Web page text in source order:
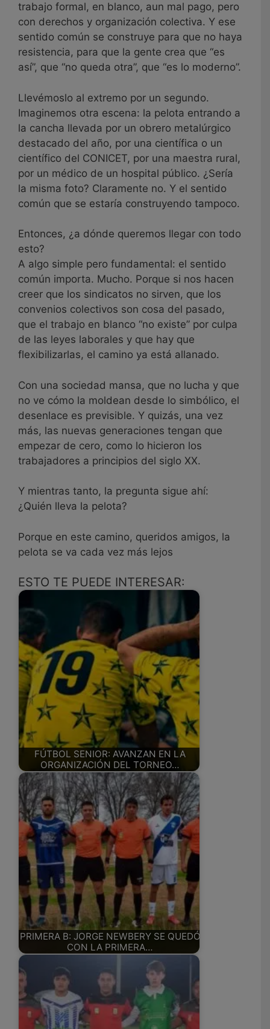
trabajo formal, en blanco, aun mal pago, pero
con derechos y organización colectiva. Y ese
sentido común se construye para que no haya
resistencia, para que la gente crea que “es
así”, que “no queda otra”, que “es lo moderno”.
Llevémoslo al extremo por un segundo.
Imaginemos otra escena: la pelota entrando a
la cancha llevada por un obrero metalúrgico
destacado del año, por una científica o un
científico del CONICET, por una maestra rural,
por un médico de un hospital público. ¿Sería
la misma foto? Claramente no. Y el sentido
común que se estaría construyendo tampoco.
Entonces, ¿a dónde queremos llegar con todo
esto?
A algo simple pero fundamental: el sentido
común importa. Mucho. Porque si nos hacen
creer que los sindicatos no sirven, que los
convenios colectivos son cosa del pasado,
que el trabajo en blanco “no existe” por culpa
de las leyes laborales y que hay que
flexibilizarlas, el camino ya está allanado.
Con una sociedad mansa, que no lucha y que
no ve cómo la moldean desde lo simbólico, el
desenlace es previsible. Y quizás, una vez
más, las nuevas generaciones tengan que
empezar de cero, como lo hicieron los
trabajadores a principios del siglo XX.
Y mientras tanto, la pregunta sigue ahí:
¿Quién lleva la pelota?
Porque en este camino, queridos amigos, la
pelota se va cada vez más lejos
ESTO TE PUEDE INTERESAR:
FÚTBOL SENIOR: AVANZAN EN LA
ORGANIZACIÓN DEL TORNEO…
PRIMERA B: JORGE NEWBERY SE QUEDÓ
CON LA PRIMERA…